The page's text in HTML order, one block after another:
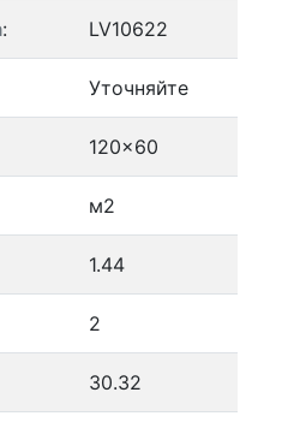
: LV10622
Уточняйте
120x60
м2
1.44
2
30.32